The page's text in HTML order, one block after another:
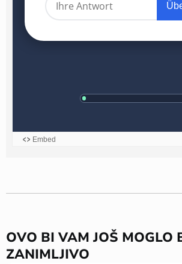
OVO BI VAM JOŠ MOGLO
ZANIMLJIVO